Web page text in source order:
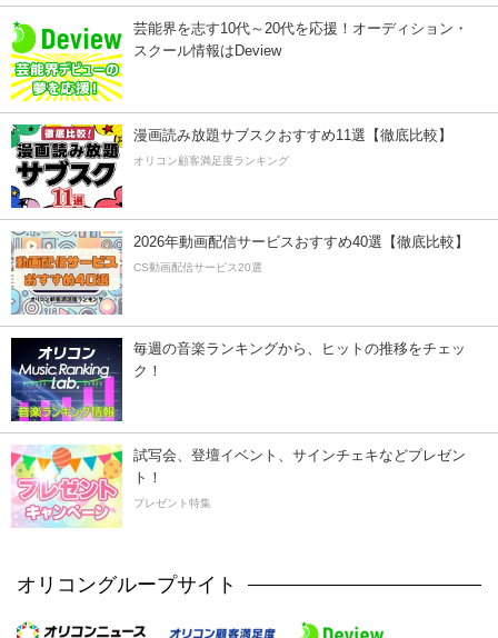
芸能界を志す10代～20代を応援！オーディション・
スクール情報はDeview
漫画読み放題サブスクおすすめ11選【徹底比較】
オリコン顧客満足度ランキング
2026年動画配信サービスおすすめ40選【徹底比較】
CS動画配信サービス20選
毎週の音楽ランキングから、ヒットの推移をチェッ
ク！
試写会、登壇イベント、サインチェキなどプレゼン
ト！
プレゼント特集
オリコングループサイト